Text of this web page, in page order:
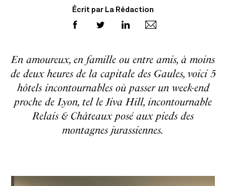
Écrit par La Rédaction
En amoureux, en famille ou entre amis, à moins
de deux heures de la capitale des Gaules, voici 5
hôtels incontournables où passer un week-end
proche de Lyon, tel le Jiva Hill, incontournable
Relais & Châteaux posé aux pieds des
montagnes jurassiennes.